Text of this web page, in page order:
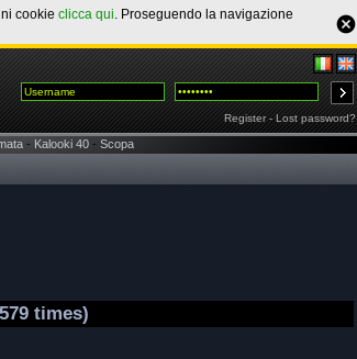
cookie clicca qui. Proseguendo la navigazione
Register - Lost password?
- Kalooki 40 - Scopa
times)